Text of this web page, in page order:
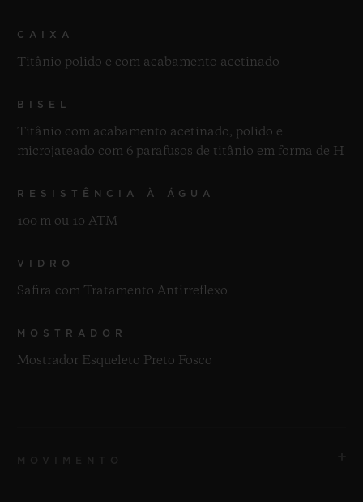
CAIXA
Titânio polido e com acabamento acetinado
BISEL
Titânio com acabamento acetinado, polido e
microjateado com 6 parafusos de titânio em forma de H
RESISTÊNCIA À ÁGUA
100 m ou 10 ATM
VIDRO
Safira com Tratamento Antirreflexo
MOSTRADOR
Mostrador Esqueleto Preto Fosco